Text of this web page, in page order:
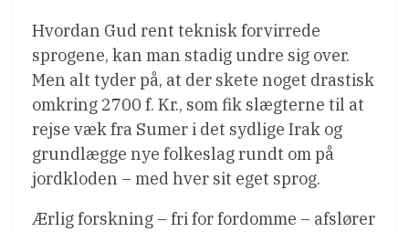
Hvordan Gud rent teknisk forvirrede
sprogene, kan man stadig undre sig over.
Men alt tyder på, at der skete noget drastisk
omkring 2700 f. Kr., som fik slægterne til at
rejse væk fra Sumer i det sydlige Irak og
grundlægge nye folkeslag rundt om på
jordkloden – med hver sit eget sprog.
Ærlig forskning – fri for fordomme – afslører